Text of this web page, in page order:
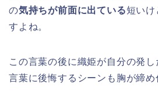
の気持ちが前面に出ている短いけ
すよね。
この言葉の後に織姫が自分の発し
言葉に後悔するシーンも胸が締め